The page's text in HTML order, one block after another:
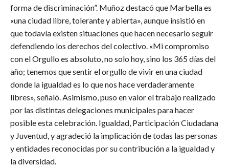
forma de discriminación”. Muñoz destacó que Marbella es
«una ciudad libre, tolerante y abierta», aunque insistió en
que todavía existen situaciones que hacen necesario seguir
defendiendo los derechos del colectivo. «Mi compromiso
con el Orgullo es absoluto, no solo hoy, sino los 365 días del
año; tenemos que sentir el orgullo de vivir en una ciudad
donde la igualdad es lo que nos hace verdaderamente
libres», señaló. Asimismo, puso en valor el trabajo realizado
por las distintas delegaciones municipales para hacer
posible esta celebración. Igualdad, Participación Ciudadana
y Juventud, y agradeció la implicación de todas las personas
y entidades reconocidas por su contribución a la igualdad y
la diversidad.